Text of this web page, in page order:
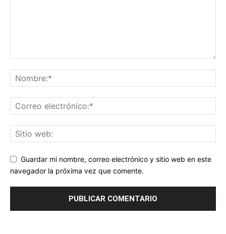
Guardar mi nombre, correo electrónico y sitio web en este
navegador la próxima vez que comente.